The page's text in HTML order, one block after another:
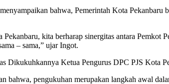
bahwa, Pemerintah Kota Pekanbaru
kita berharap sinergitas antara Pemkot
– sama,” ujar Ingot.
Dikukuhkannya Ketua Pengurus DPC PJS Kota
bahwa, pengukuhan merupakan langkah awal